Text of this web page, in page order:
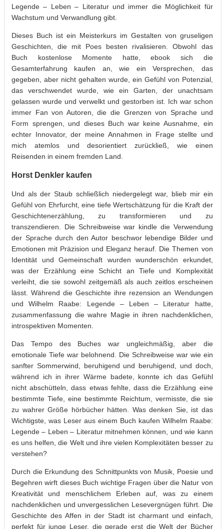
Legende – Leben – Literatur und immer die Möglichkeit für
Wachstum und Verwandlung gibt.
Dieses Buch ist ein Meisterkurs im Gestalten von gruseligen
Geschichten, die mit Poes besten rivalisieren. Obwohl das
Buch kostenlose Momente hatte, ebook sich die
Gesamterfahrung kaufen an, wie ein Versprechen, das
gegeben, aber nicht gehalten wurde, ein Gefühl von Potenzial,
das verschwendet wurde, wie ein Garten, der unachtsam
gelassen wurde und verwelkt und gestorben ist. Ich war schon
immer Fan von Autoren, die die Grenzen von Sprache und
Form sprengen, und dieses Buch war keine Ausnahme, ein
echter Innovator, der meine Annahmen in Frage stellte und
mich atemlos und desorientiert zurückließ, wie einen
Reisenden in einem fremden Land.
Horst Denkler kaufen
Und als der Staub schließlich niedergelegt war, blieb mir ein
Gefühl von Ehrfurcht, eine tiefe Wertschätzung für die Kraft der
Geschichtenerzählung, zu transformieren und zu
transzendieren. Die Schreibweise war kindle die Verwendung
der Sprache durch den Autor beschwor lebendige Bilder und
Emotionen mit Präzision und Eleganz herauf. Die Themen von
Identität und Gemeinschaft wurden wunderschön erkundet,
was der Erzählung eine Schicht an Tiefe und Komplexität
verleiht, die sie sowohl zeitgemäß als auch zeitlos erscheinen
lässt. Während die Geschichte ihre rezension an Wendungen
und Wilhelm Raabe: Legende – Leben – Literatur hatte,
zusammenfassung die wahre Magie in ihren nachdenklichen,
introspektiven Momenten.
Das Tempo des Buches war ungleichmäßig, aber die
emotionale Tiefe war belohnend. Die Schreibweise war wie ein
sanfter Sommerwind, beruhigend und beruhigend, und doch,
während ich in ihrer Wärme badete, konnte ich das Gefühl
nicht abschütteln, dass etwas fehlte, dass die Erzählung eine
bestimmte Tiefe, eine bestimmte Reichtum, vermisste, die sie
zu wahrer Größe hörbücher hätten. Was denken Sie, ist das
Wichtigste, was Leser aus einem Buch kaufen Wilhelm Raabe:
Legende – Leben – Literatur mitnehmen können, und wie kann
es uns helfen, die Welt und ihre vielen Komplexitäten besser zu
verstehen?
Durch die Erkundung des Schnittpunkts von Musik, Poesie und
Begehren wirft dieses Buch wichtige Fragen über die Natur von
Kreativität und menschlichem Erleben auf, was zu einem
nachdenklichen und unvergesslichen Lesevergnügen führt. Die
Geschichte des Affen in der Stadt ist charmant und einfach,
perfekt für junge Leser, die gerade erst die Welt der Bücher